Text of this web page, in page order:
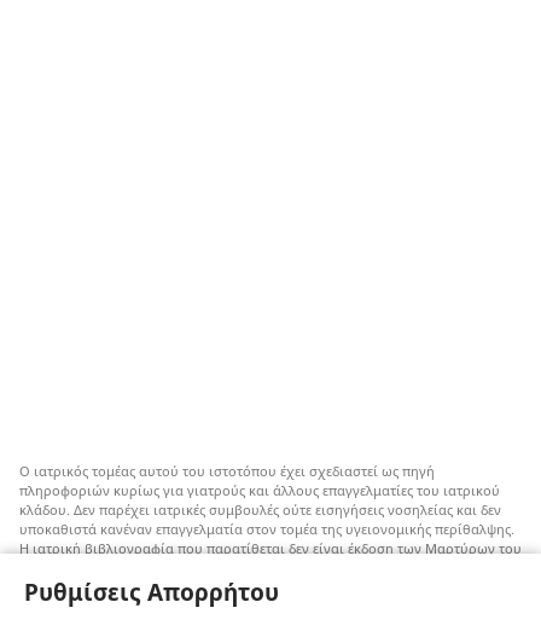
Ρυθμίσεις Απορρήτου
Ο ιατρικός τομέας αυτού του ιστοτόπου έχει σχεδιαστεί ως πηγή
πληροφοριών κυρίως για γιατρούς και άλλους επαγγελματίες του ιατρικού
κλάδου. Δεν παρέχει ιατρικές συμβουλές ούτε εισηγήσεις νοσηλείας και δεν
υποκαθιστά κανέναν επαγγελματία στον τομέα της υγειονομικής περίθαλψης.
Η ιατρική βιβλιογραφία που παρατίθεται δεν είναι έκδοση των Μαρτύρων του
μπορούν να ληφθούν υπόψη. Αποτελεί ευθύνη του κάθε επαγγελματία στον
τομέα της υγειονομικής περίθαλψης να είναι ενήμερος για τυχόν νέες